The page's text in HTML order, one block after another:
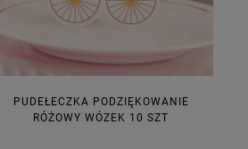
PUDEŁECZKA PODZIĘKOWANIE
RÓŻOWY WÓZEK 10 SZT